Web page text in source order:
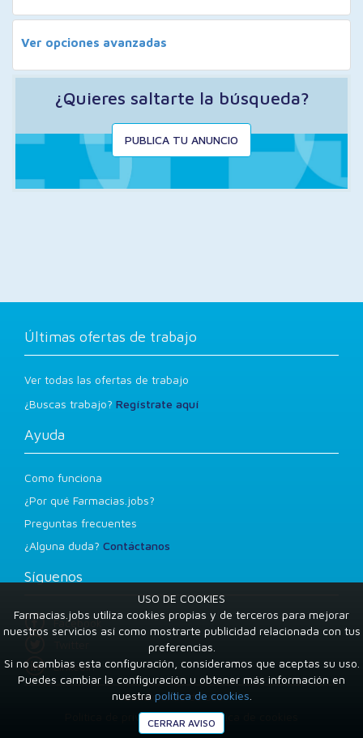
Ver opciones avanzadas
¿Quieres saltarte la búsqueda?
PUBLICA TU ANUNCIO
Últimas ofertas de trabajo
Ver todas las ofertas de trabajo
¿Buscas trabajo? Regístrate aquí
Ayuda
Como funciona
¿Por qué Farmacias.jobs?
Preguntas frecuentes
¿Alguna duda? Contáctanos
Síguenos
Facebook
LinkedIn
Condiciones de uso
Política de privacidad
Política de cookies
USO DE COOKIES
Farmacias.jobs utiliza cookies propias y de terceros para mejorar
nuestros servicios así como mostrarte publicidad relacionada con tus
preferencias.
Si no cambias esta configuración, consideramos que aceptas su uso.
Puedes cambiar la configuración u obtener más información en
nuestra política de cookies
CERRAR AVISO